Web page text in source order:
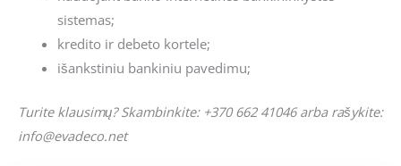
sistemas;
kredito ir debeto kortele;
išankstiniu bankiniu pavedimu;
Turite klausimų? Skambinkite: +370 662 41046 arba rašykite:
info@evadeco.net